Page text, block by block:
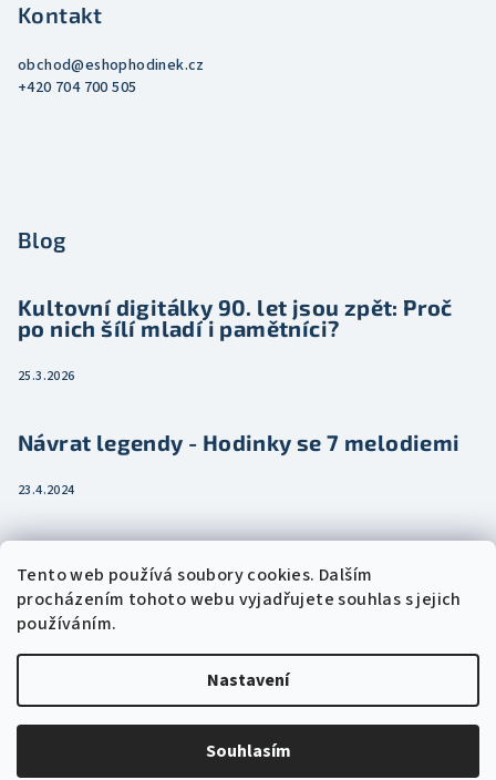
Tento web používá soubory cookies. Dalším
procházením tohoto webu vyjadřujete souhlas s jejich
používáním.
Nastavení
Souhlasím
Kontakt
obchod@eshophodinek.cz
+420 704 700 505
Blog
Kultovní digitálky 90. let jsou zpět: Proč
po nich šílí mladí i pamětníci?
25.3.2026
Návrat legendy - Hodinky se 7 melodiemi
23.4.2024
jako dárek
15.2.2024